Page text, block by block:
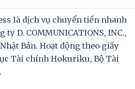
là dịch vụ chuyển tiền nhanh
ty D. COMMUNICATIONS, INC.,
Bản. Hoạt động theo giấy
Tài chính Hokuriku, Bộ Tài